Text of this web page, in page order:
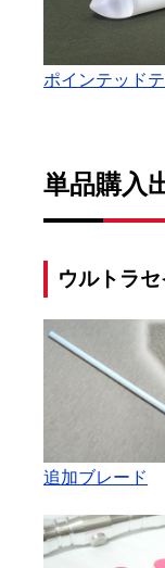
ポインテッド
単品購入
ウルトラ
追加ブレード